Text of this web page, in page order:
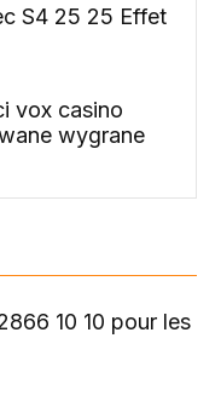
S4 25 25 Effet
vox casino
wygrane
10 10 pour les